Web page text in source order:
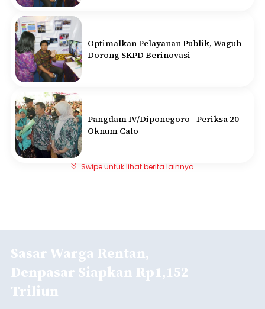
Optimalkan Pelayanan Publik, Wagub
Dorong SKPD Berinovasi
Pangdam IV/Diponegoro - Periksa 20
Oknum Calo
Swipe untuk lihat berita lainnya
Sasar Warga Rentan,
Denpasar Siapkan Rp1,152
Triliun